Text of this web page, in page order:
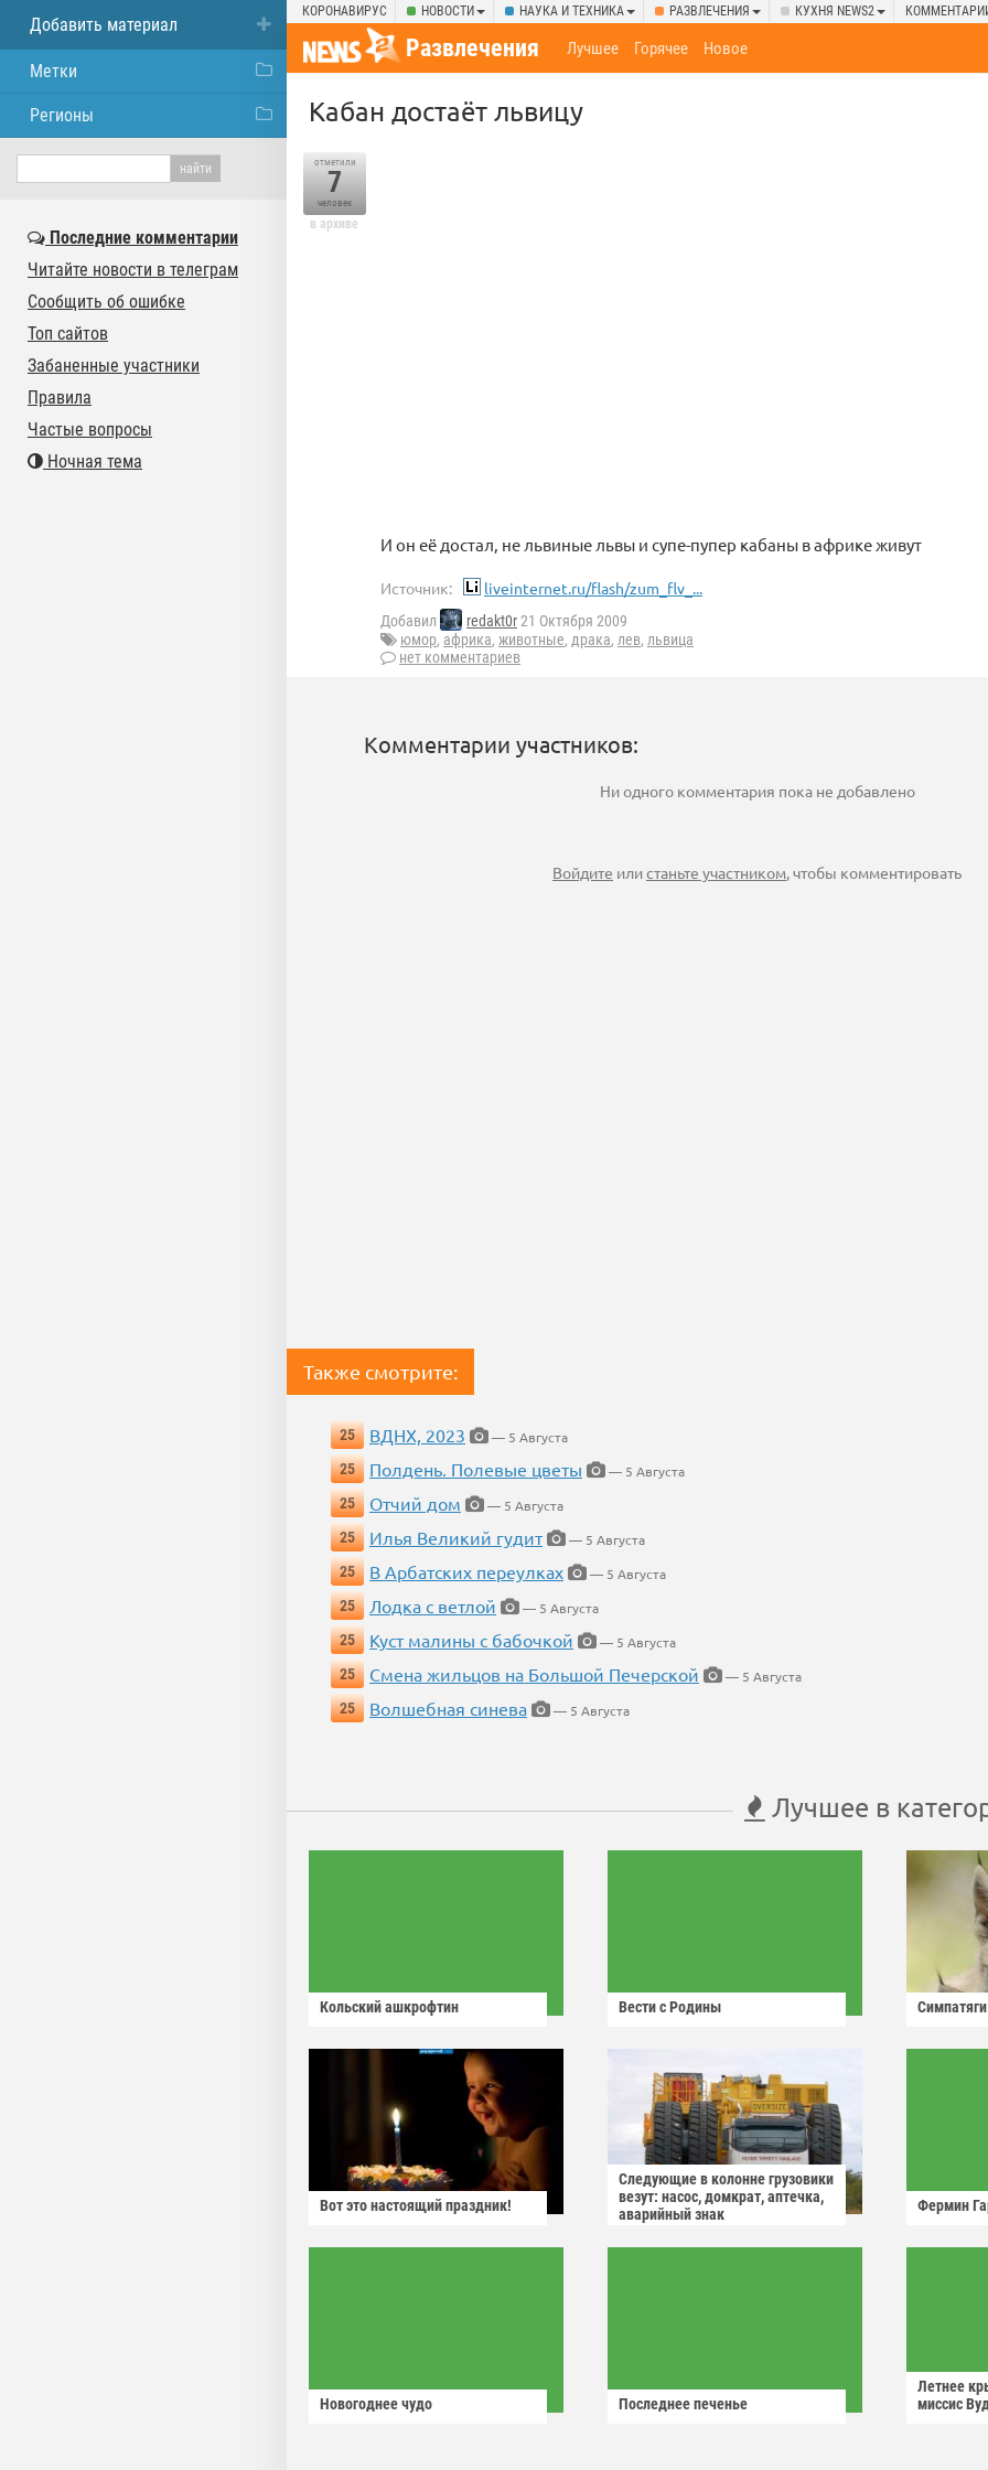
КОРОНАВИРУС НОВОСТИ НАУКА И ТЕХНИКА РАЗВЛЕЧЕНИЯ КУХНЯ NEWS2
Развлечения Лучшее Горячее Новое
Кабан достаёт львицу
отметили
7
человек
в архиве
И он её достал, не львиные львы и супе-пупер кабаны в африке живут
Источник: liveinternet.ru/flash/zum_flv_...
Добавил redakt0r21 Октября 2009
юмор, африка, животные, драка, лев, львица
нет комментариев
Комментарии участников:
Ни одного комментария пока не добавлено
Войдите илистаньте участником, чтобы комментировать
Также смотрите:
25 ВДНХ, 2023
— 5 Августа
25
Полдень. Полевые цветы
— 5 Августа
25
Отчий дом
— 5 Августа
25
Илья Великий гудит
— 5 Августа
25
В Арбатских переулках
— 5 Августа
25
Лодка с ветлой
— 5 Августа
25
Куст малины с бабочкой
— 5 Августа
25
Смена жильцов на Большой Печерской
— 5 Августа
25
Волшебная синева — 5 Августа
Лучшее в
Кольский ашкрофтин Вести с Родины Симпатяги
Вот это настоящий праздник!
Следующие в колонне грузовики
везут: насос, домкрат, аптечка,
аварийный знак
Фермин
Новогоднее чудо Последнее печенье
Летнее
миссис
Добавить материал
Метки
Регионы
Последние комментарии
Читайте новости в телеграм
Сообщить об ошибке
Топ сайтов
Забаненные участники
Правила
Частые вопросы
Ночная тема